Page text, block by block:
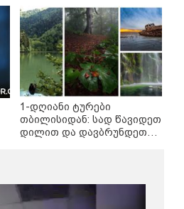
4-
კატეგორიის ყველა სიახლე
1-დღიანი ტურები
თბილისიდან: სად წავიდეთ
დილით და დავბრუნდეთ